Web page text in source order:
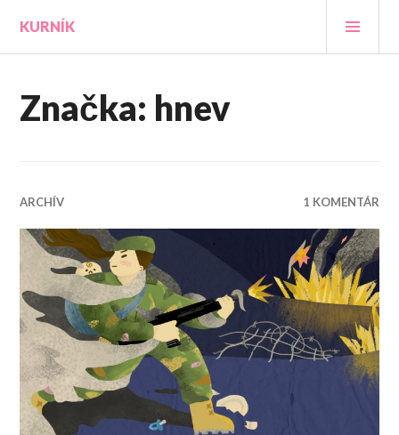
obsah
KURNÍK
Značka: hnev
ARCHÍV 1 KOMENTÁR